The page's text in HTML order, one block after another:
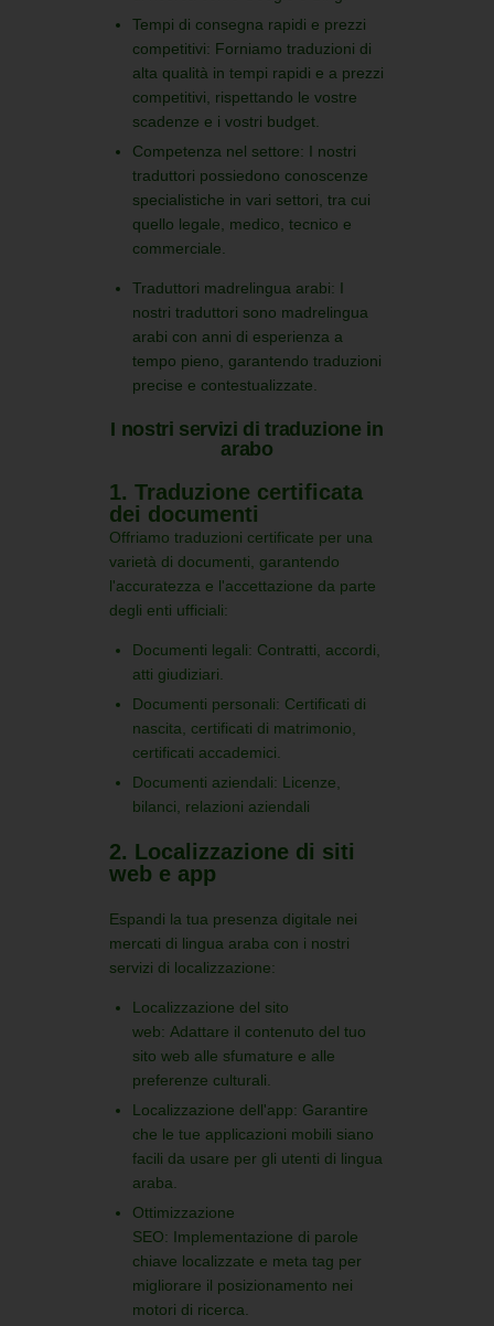
Tempi di consegna rapidi e prezzi
competitivi: Forniamo traduzioni di
alta qualità in tempi rapidi e a prezzi
competitivi, rispettando le vostre
scadenze e i vostri budget.
Competenza nel settore: I nostri
traduttori possiedono conoscenze
specialistiche in vari settori, tra cui
quello legale, medico, tecnico e
commerciale.
Traduttori madrelingua arabi: I
nostri traduttori sono madrelingua
arabi con anni di esperienza a
tempo pieno, garantendo traduzioni
precise e contestualizzate.
I nostri servizi di traduzione in
arabo
1. Traduzione certificata
dei documenti
Offriamo traduzioni certificate per una
varietà di documenti, garantendo
l'accuratezza e l'accettazione da parte
degli enti ufficiali:
Documenti legali: Contratti, accordi,
atti giudiziari.
Documenti personali: Certificati di
nascita, certificati di matrimonio,
certificati accademici.
Documenti aziendali: Licenze,
bilanci, relazioni aziendali
2. Localizzazione di siti
web e app
Espandi la tua presenza digitale nei
mercati di lingua araba con i nostri
servizi di localizzazione:
Localizzazione del sito
web: Adattare il contenuto del tuo
sito web alle sfumature e alle
preferenze culturali.
Localizzazione dell'app: Garantire
che le tue applicazioni mobili siano
facili da usare per gli utenti di lingua
araba.
Ottimizzazione
SEO: Implementazione di parole
chiave localizzate e meta tag per
migliorare il posizionamento nei
motori di ricerca.